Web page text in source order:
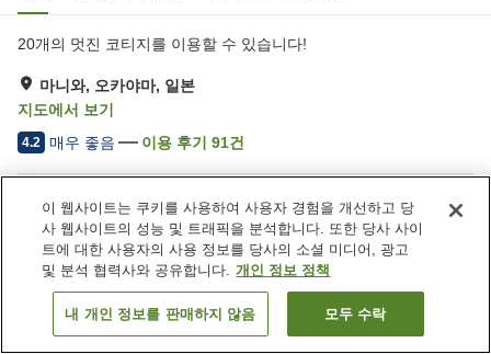
20개의 멋진 코티지를 이용할 수 있습니다!
마니와, 오카야마, 일본
지도에서 보기
4.2 매우 좋음 이용 후기 91건
숙소 편의 시설/서비스
주차장
사우나
레스토랑
자동판매기
일본 오카야마 마니와 유바라 온천 숲의 호텔 로슈포르
객실 보기
이 웹사이트는 쿠키를 사용하여 사용자 경험을 개선하고 당
사 웹사이트의 성능 및 트래픽을 분석합니다. 또한 당사 사이
트에 대한 사용자의 사용 정보를 당사의 소셜 미디어, 광고
및 분석 협력사와 공유합니다. 개인 정보 정책
내 개인 정보를 판매하지 않음 모두 수락